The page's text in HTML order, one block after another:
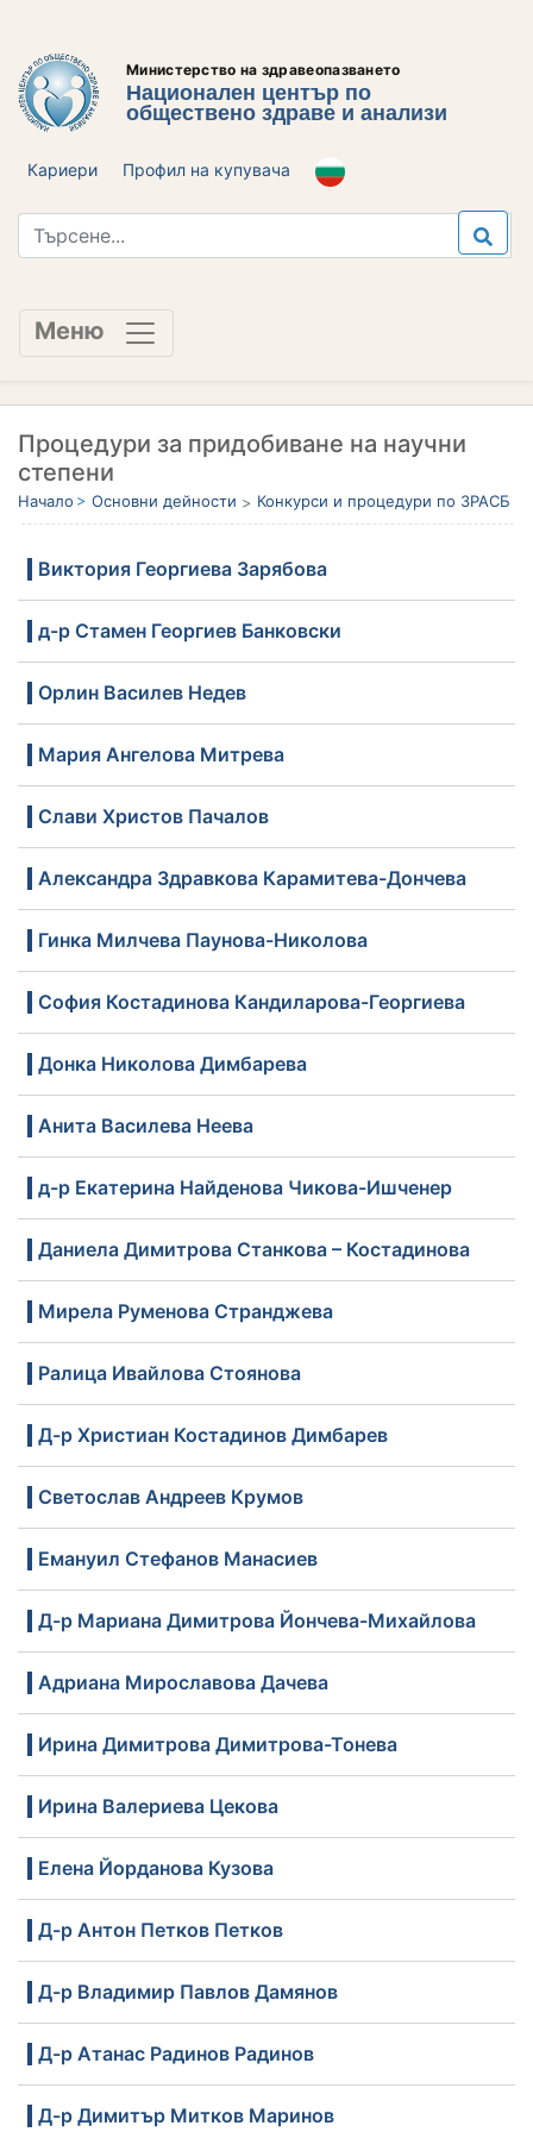
Министерство на здравеопазването
Национален център по
обществено здраве и анализи
Кариери Профил на купувача
Меню
Процедури за придобиване на научни
степени
Начало Основни дейности Конкурси и процедури по ЗРАСБ
Виктория Георгиева Зарябова
д-р Стамен Георгиев Банковски
Орлин Василев Недев
Мария Ангелова Митрева
Слави Христов Пачалов
Александра Здравкова Карамитева-Дончева
Гинка Милчева Паунова-Николова
София Костадинова Кандиларова-Георгиева
Донка Николова Димбарева
Анита Василева Неева
д-р Екатерина Найденова Чикова-Ишченер
Даниела Димитрова Станкова – Костадинова
Мирела Руменова Странджева
Ралица Ивайлова Стоянова
Д-р Христиан Костадинов Димбарев
Светослав Андреев Крумов
Емануил Стефанов Манасиев
Д-р Мариана Димитрова Йончева-Михайлова
Адриана Мирославова Дачева
Ирина Димитрова Димитрова-Тонева
Ирина Валериева Цекова
Елена Йорданова Кузова
Д-р Антон Петков Петков
Д-р Владимир Павлов Дамянов
Д-р Атанас Радинов Радинов
Д-р Димитър Митков Маринов